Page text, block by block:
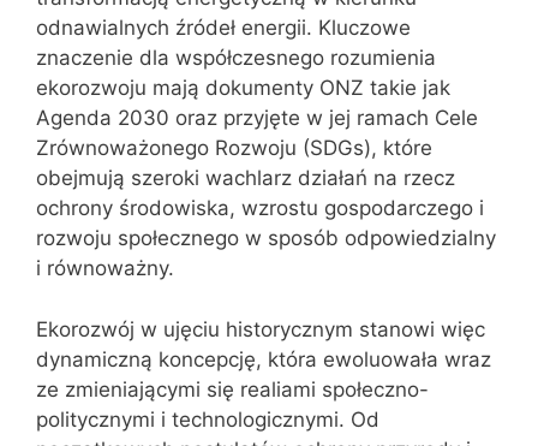
odnawialnych źródeł energii. Kluczowe
znaczenie dla współczesnego rozumienia
ekorozwoju mają dokumenty ONZ takie jak
Agenda 2030 oraz przyjęte w jej ramach Cele
Zrównoważonego Rozwoju (SDGs), które
obejmują szeroki wachlarz działań na rzecz
ochrony środowiska, wzrostu gospodarczego i
rozwoju społecznego w sposób odpowiedzialny
i równoważny.
Ekorozwój w ujęciu historycznym stanowi więc
dynamiczną koncepcję, która ewoluowała wraz
ze zmieniającymi się realiami społeczno-
politycznymi i technologicznymi. Od